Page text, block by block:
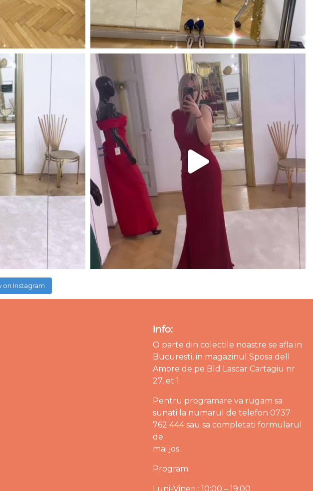
on Instagram
Info:
O parte din colectile noastre se afla in
Bucuresti, in magazinul Sposa dell
Amore de pe Bld Lascar Cartagiu nr
27, et 1
Pentru programare va rugam sa
sunati la numarul de telefon 0737
762 444 sau sa completati formularul
de
mai jos.
Program:
Luni-Vineri : 10:00 – 19:00